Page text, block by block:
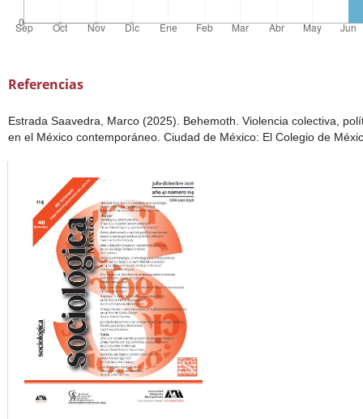
Referencias
Estrada Saavedra, Marco (2025). Behemoth. Violencia colectiva,
en el México contemporáneo. Ciudad de México: El Colegio de